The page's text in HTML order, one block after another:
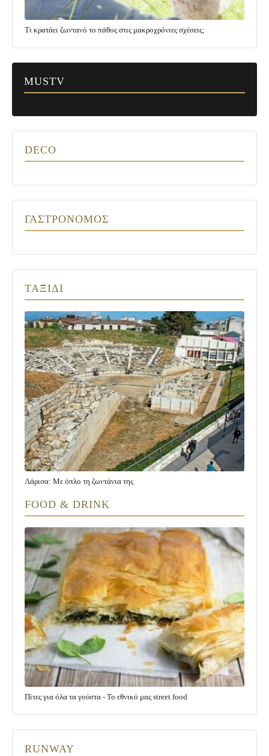
Τι κρατάει ζωντανό το πάθος στις μακροχρόνιες σχέσεις;
MUSTV
DECO
ΓΑΣΤΡΟΝΟΜΟΣ
ΤΑΞΙΔΙ
Λάρισα: Με όπλο τη ζωντάνια της
FOOD & DRINK
Πίτες για όλα τα γούστα - Το εθνικό μας street food
RUNWAY